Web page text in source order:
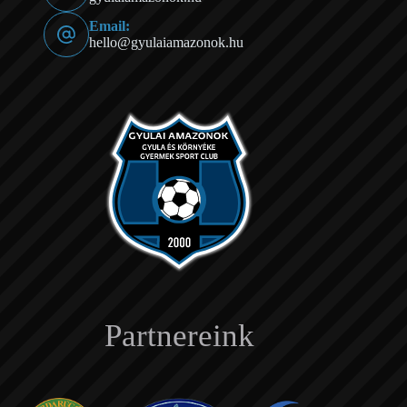
Email:
hello@gyulaiamazonok.hu
Partnereink